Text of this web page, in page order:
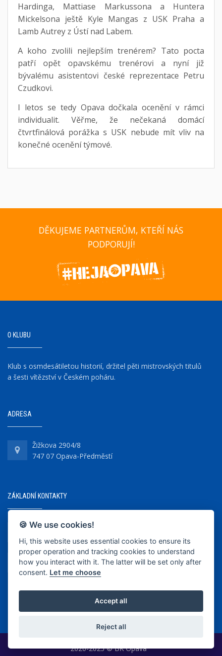
Hardinga, Mattiase Markussona a Huntera
Mickelsona ještě Kyle Mangas z USK Praha a
Lamb Autrey z Ústí nad Labem.
A koho zvolili nejlepším trenérem? Tato pocta
patří opět opavskému trenérovi a nyní již
bývalému asistentovi české reprezentace Petru
Czudkovi.
I letos se tedy Opava dočkala ocenění v rámci
individualit. Věřme, že nečekaná domácí
čtvrtfinálová porážka s USK nebude mít vliv na
konečné ocenění týmové.
DĚKUJEME PARTNERŮM, KTEŘÍ NÁS
PODPORUJÍ!
O KLUBU
Klub s osmdesátiletou historií, držitel pěti mistrovských titulů
a šesti vítězství v Českém poháru.
ADRESA
Žižkova 2904/8
747 07 Opava-Předměstí
ZÁKLADNÍ KONTAKTY
+420 737 218 679
info@bkopava.cz
www.bkopava.cz
2020-2025 © BK Opava
🍪 We use cookies!
Hi, this website uses essential cookies to ensure its
proper operation and tracking cookies to understand
how you interact with it. The latter will be set only after
consent. Let me choose
Accept all
Reject all